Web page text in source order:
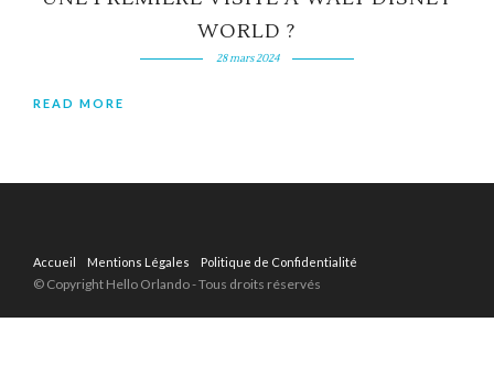
WORLD ?
28 mars 2024
READ MORE
Accueil Mentions Légales Politique de Confidentialité
© Copyright Hello Orlando - Tous droits réservés